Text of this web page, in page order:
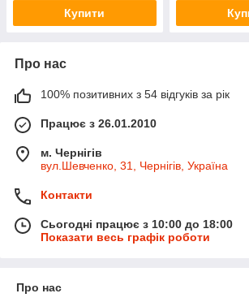
Купити
Про нас
100% позитивних з 54 відгуків за рік
Працює з 26.01.2010
м. Чернігів
вул.Шевченко, 31, Чернігів, Україна
Контакти
Сьогодні працює з 10:00 до 18:00
Показати весь графік роботи
Про нас